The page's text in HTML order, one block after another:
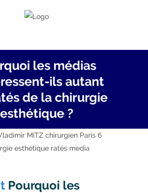
les médias
ils autant
de la chirurgie
esthétique ?
Pourquoi les